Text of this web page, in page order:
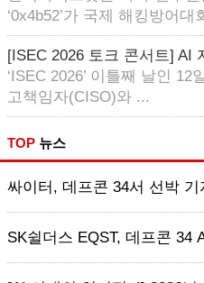
‘0x4b52’가 국제 해킹방어대
[ISEC 2026 토크 콘서트] AI
‘ISEC 2026’ 이틀째 날인
고책임자(CISO)와 ...
TOP 뉴스
싸이터, 데프콘 34서 선박
SK쉴더스 EQST, 데프콘 34